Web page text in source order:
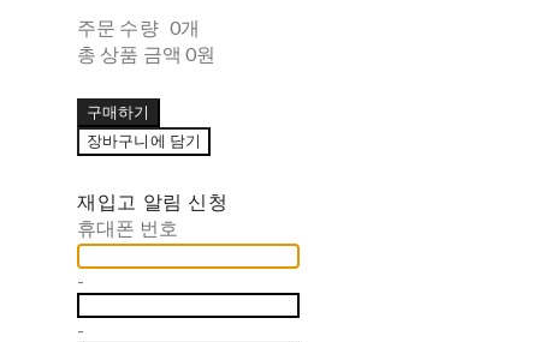
주문 수량 0개
총 상품 금액 0원
구매하기
장바구니에 담기
재입고 알림 신청
휴대폰 번호
-
-